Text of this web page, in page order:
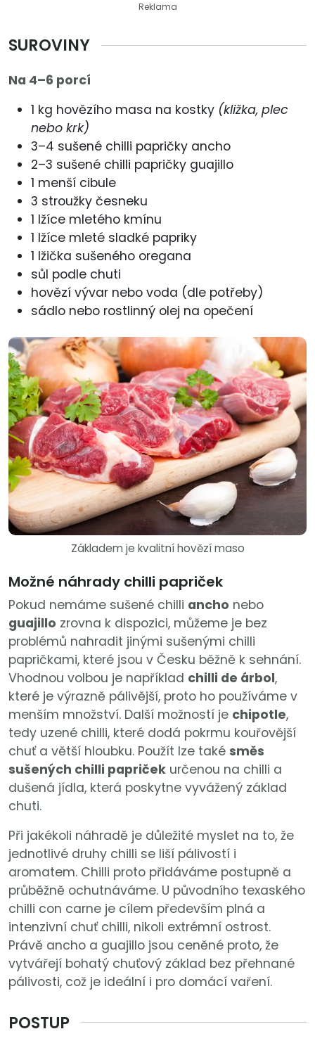
Reklama
SUROVINY
Na 4–6 porcí
1 kg hovězího masa na kostky (kližka, plec
nebo krk)
3–4 sušené chilli papričky ancho
2–3 sušené chilli papričky guajillo
1 menší cibule
3 stroužky česneku
1 lžíce mletého kmínu
1 lžíce mleté sladké papriky
1 lžička sušeného oregana
sůl podle chuti
hovězí vývar nebo voda (dle potřeby)
sádlo nebo rostlinný olej na opečení
Základem je kvalitní hovězí maso
Možné náhrady chilli papriček
Pokud nemáme sušené chilli ancho nebo
guajillo zrovna k dispozici, můžeme je bez
problémů nahradit jinými sušenými chilli
papričkami, které jsou v Česku běžně k sehnání.
Vhodnou volbou je například chilli de árbol,
které je výrazně pálivější, proto ho používáme v
menším množství. Další možností je chipotle,
tedy uzené chilli, které dodá pokrmu kouřovější
chuť a větší hloubku. Použít lze také směs
sušených chilli papriček určenou na chilli a
dušená jídla, která poskytne vyvážený základ
chuti.
Při jakékoli náhradě je důležité myslet na to, že
jednotlivé druhy chilli se liší pálivostí i
aromatem. Chilli proto přidáváme postupně a
průběžně ochutnáváme. U původního texaského
chilli con carne je cílem především plná a
intenzivní chuť chilli, nikoli extrémní ostrost.
Právě ancho a guajillo jsou ceněné proto, že
vytvářejí bohatý chuťový základ bez přehnané
pálivosti, což je ideální i pro domácí vaření.
POSTUP